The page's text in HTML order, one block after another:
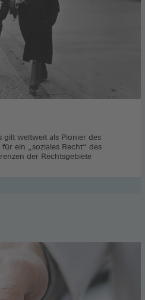
gilt weltweit als Pionier des
ein „soziales Recht“ des
der Rechtsgebiete